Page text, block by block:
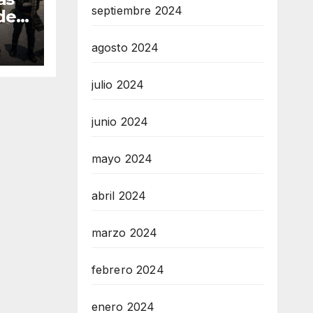
septiembre 2024
agosto 2024
julio 2024
junio 2024
mayo 2024
abril 2024
marzo 2024
febrero 2024
enero 2024